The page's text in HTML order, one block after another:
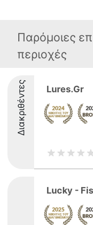
Παρόμοιες
περιοχές
Διακριθέντες Lures.Gr
Lucky -